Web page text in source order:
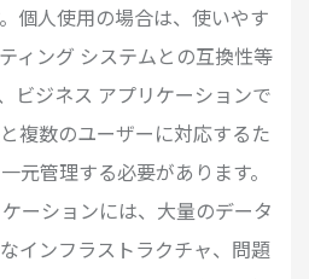
個人使用の場合は、使いやす
ィング システムとの互換性等
ビジネス アプリケーションで
複数のユーザーに対応するた
元管理する必要があります。
ーションには、大量のデータ
インフラストラクチャ、問題